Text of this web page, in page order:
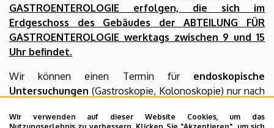
Wir verwenden auf dieser Website Cookies, um das
GASTROENTEROLOGIE erfolgen, die sich im
Erdgeschoss des Gebäudes der ABTEILUNG FÜR
GASTROENTEROLOGIE werktags zwischen 9 und 15
Uhr befindet.
Wir können einen Termin für endoskopische
Untersuchungen (Gastroskopie, Kolonoskopie) nur nach